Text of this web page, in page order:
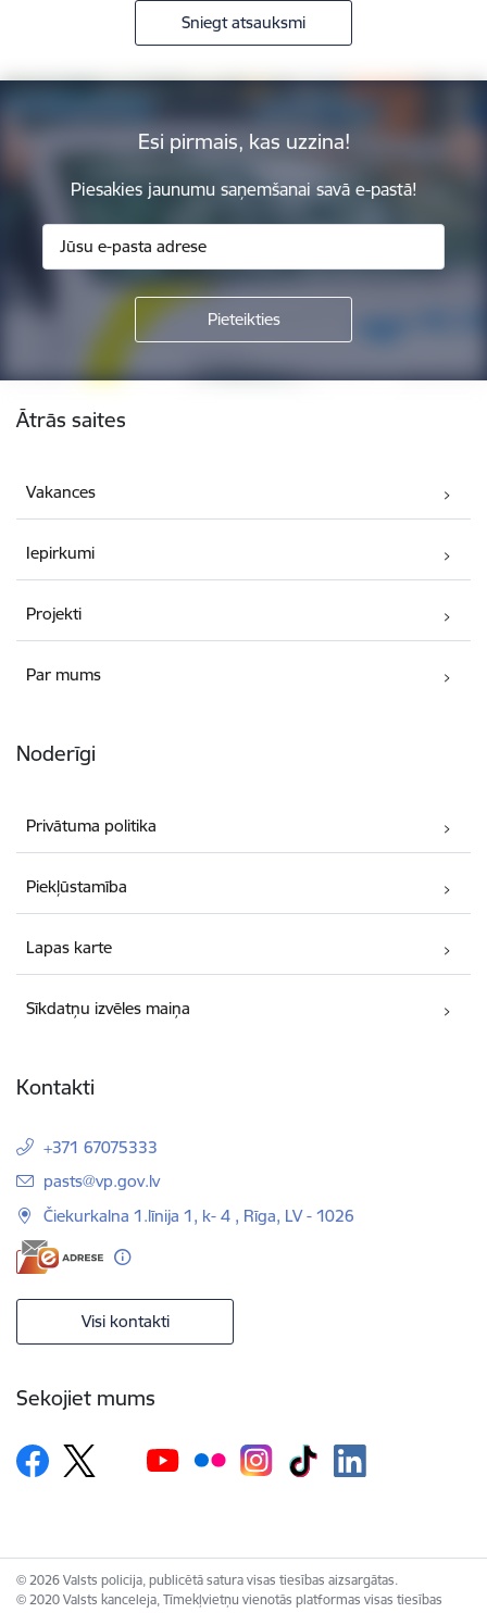
Sniegt atsauksmi
Esi pirmais, kas uzzina!
Piesakies jaunumu saņemšanai savā e-pastā!
Ātrās saites
Vakances
Iepirkumi
Projekti
Par mums
Noderīgi
Privātuma politika
Piekļūstamība
Lapas karte
Sīkdatņu izvēles maiņa
Kontakti
+371 67075333
E-pasts:
pasts@vp.gov.lv
Čiekurkalna 1.līnija 1, k- 4 , Rīga, LV - 1026
Visi kontakti
Sekojiet mums
© 2026 Valsts policija, publicētā satura visas tiesības aizsargātas.
© 2020 Valsts kanceleja, Tīmekļvietņu vienotās platformas visas tiesības